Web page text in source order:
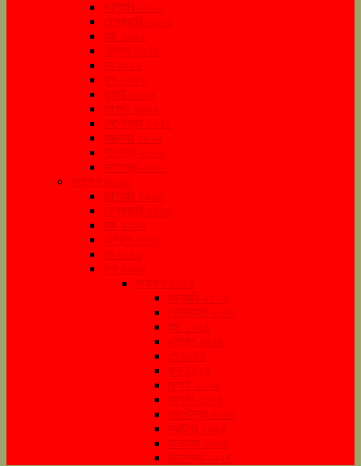
জানুয়ারি ২০২২
ফেব্রুয়ারি ২০২২
মার্চ ২০২২
এপ্রিল ২০২২
মে ২০২২
জুন ২০২২
জুলাই ২০২২
আগস্ট ২০২২
সেপ্টেম্বর ২০২২
অক্টোবর ২০২২
নভেম্বর ২০২২
ডিসেম্বর ২০২২
সংরক্ষণ ২০২৩
জানুয়ারি ২০২৩
ফেব্রুয়ারি ২০২৩
মার্চ ২০২৩
এপ্রিল ২০২৩
মে ২০২৩
জুন ২০২৩
সংরক্ষণ ২০২৪
জানুয়ারি ২০২৪
ফেব্রুয়ারি ২০২৪
মার্চ ২০২৪
এপ্রিল ২০২৪
মে ২০২৪
জুন ২০২৪
জুলাই ২০২৪
আগস্ট ২০২৪
সেপ্টেম্বর ২০২৪
অক্টোবর ২০২৪
নভেম্বর ২০২৪
ডিসেম্বর ২০২৪